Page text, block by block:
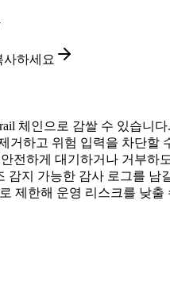
사하세요
체인으로 감쌀 수 있습니다.
거하고 위험 입력을 차단할
전하게 대기하거나 거부하
감지 가능한 감사 로그를 남
제한해 운영 리스크를 낮출